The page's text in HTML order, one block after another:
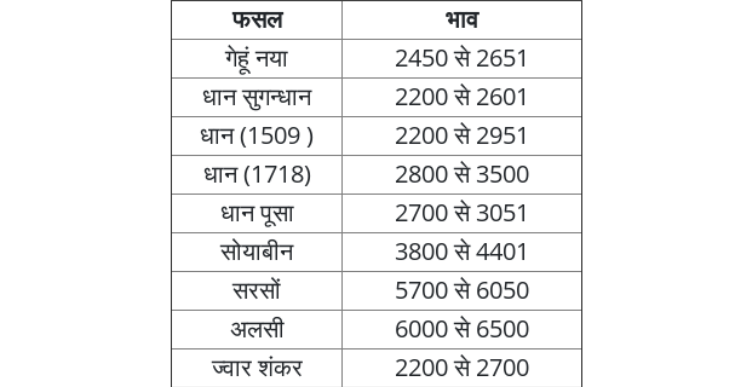
फसल
भाव
गेहूं नया
2450 से 2651
धान सुगन्धान
2200 से 2601
धान (1509 )
2200 से 2951
धान (1718)
2800 से 3500
धान पूसा
2700 से 3051
सोयाबीन
3800 से 4401
सरसों
5700 से 6050
अलसी
6000 से 6500
ज्वार शंकर
2200 से 2700